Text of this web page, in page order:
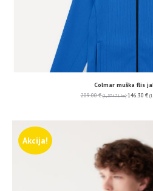
Colmar muška flis
209.00€ (1,574.71 kn) 146.30 €
Akcija!